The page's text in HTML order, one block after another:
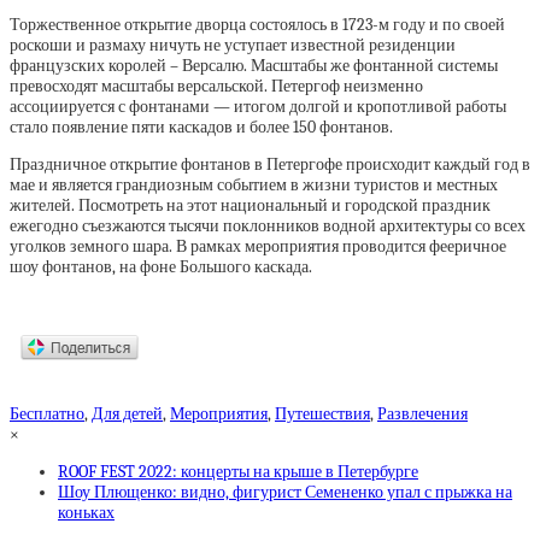
Торжественное открытие дворца состоялось в 1723-м году и по своей
роскоши и размаху ничуть не уступает известной резиденции
французских королей – Версалю. Масштабы же фонтанной системы
превосходят масштабы версальской. Петергоф неизменно
ассоциируется с фонтанами — итогом долгой и кропотливой работы
стало появление пяти каскадов и более 150 фонтанов.
Праздничное открытие фонтанов в Петергофе происходит каждый год в
мае и является грандиозным событием в жизни туристов и местных
жителей. Посмотреть на этот национальный и городской праздник
ежегодно съезжаются тысячи поклонников водной архитектуры со всех
уголков земного шара. В рамках мероприятия проводится фееричное
шоу фонтанов, на фоне Большого каскада.
Бесплатно,Для детей,Мероприятия,Путешествия,Развлечения
×
ROOF FEST 2022: концерты на крыше в Петербурге
Шоу Плющенко: видно, фигурист Семененко упал с прыжка на
коньках